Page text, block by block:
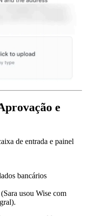
e
de entrada e painel
bancários
usou Wise com